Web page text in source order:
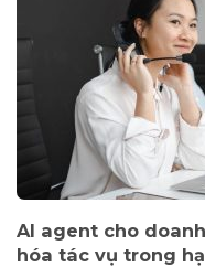
AI agent cho
hóa tác vụ trong